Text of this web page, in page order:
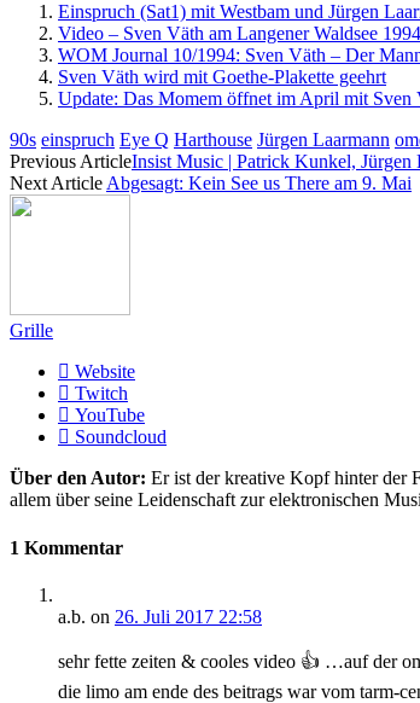
Einspruch (Sat1) mit Westbam und Jürgen
Video – Sven Väth am Langener Waldsee 1994
WOM Journal 10/1994: Sven Väth – Der
Sven Väth wird mit Goethe-Plakette geehrt
Update: Das Momem öffnet im April mit Sven
90s einspruch Eye Q Harthouse Jürgen Laarmann
Previous ArticleInsist Music | Patrick Kunkel,
Next Article Abgesagt: Kein See us There am 9. Mai
Grille
Website
Twitch
YouTube
Soundcloud
Über den Autor: Er ist der kreative Kopf hinter der
allem über seine Leidenschaft zur elektronischen
1 Kommentar
a.b. on 26. Juli 2017 22:58
sehr fette zeiten & cooles video 👍 …auf der
die limo am ende des beitrags war vom tarm-